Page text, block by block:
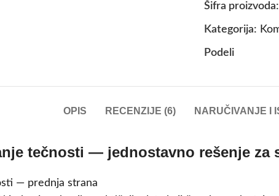
Šifra proizvoda:
Kategorija:
Podeli
OPIS RECENZIJE (6) NARUČIVANJE I
tečnosti — jednostavno rešenje za